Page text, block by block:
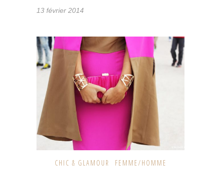
13 février 2014
CHIC & GLAMOUR FEMME/HOMME